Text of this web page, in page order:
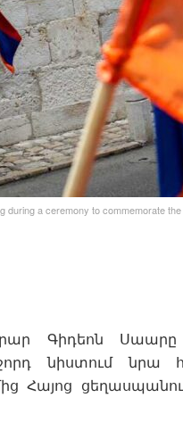
during a ceremony to commemorate
Գիդեոն
նիստում նրա
Հայոց